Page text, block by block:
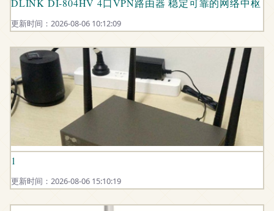
DLINK DI-804HV 4口VPN路由器 稳定可靠的网络中枢
更新时间：2026-08-06 10:12:09
1
更新时间：2026-08-06 15:10:19